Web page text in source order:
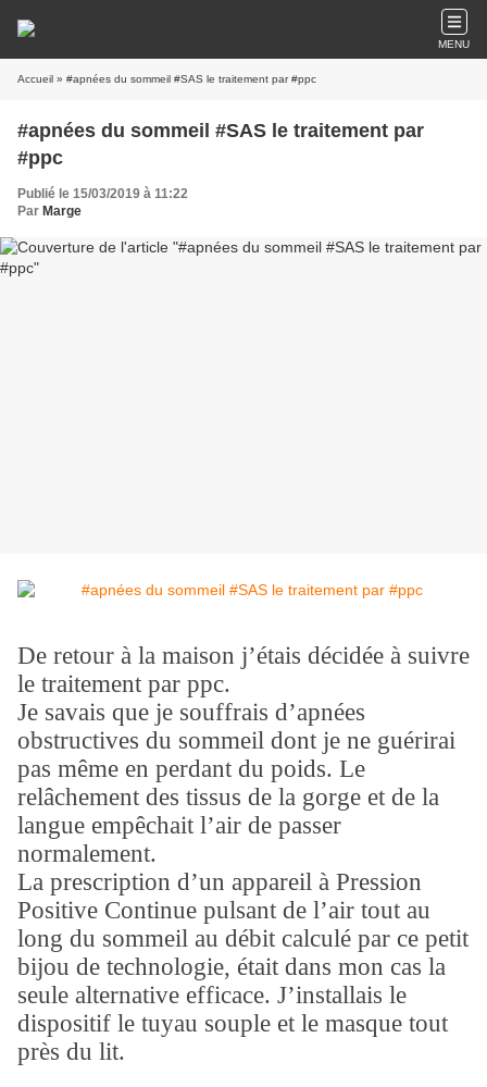
MENU
Accueil » #apnées du sommeil #SAS le traitement par #ppc
#apnées du sommeil #SAS le traitement par
#ppc
Publié le 15/03/2019 à 11:22
Par Marge
De retour à la maison j’étais décidée à suivre
le traitement par ppc.
Je savais que je souffrais d’apnées
obstructives du sommeil dont je ne guérirai
pas même en perdant du poids. Le
relâchement des tissus de la gorge et de la
langue empêchait l’air de passer
normalement.
La prescription d’un appareil à Pression
Positive Continue pulsant de l’air tout au
long du sommeil au débit calculé par ce petit
bijou de technologie, était dans mon cas la
seule alternative efficace. J’installais le
dispositif le tuyau souple et le masque tout
près du lit.